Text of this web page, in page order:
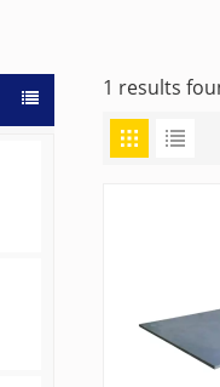
1 results